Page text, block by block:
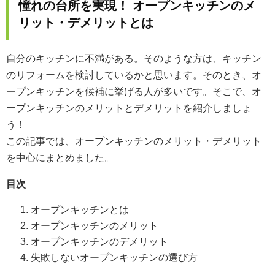
憧れの台所を実現！ オープンキッチンのメ
リット・デメリットとは
自分のキッチンに不満がある。そのような方は、キッチン
のリフォームを検討しているかと思います。そのとき、オ
ープンキッチンを候補に挙げる人が多いです。そこで、オ
ープンキッチンのメリットとデメリットを紹介しましょ
う！
この記事では、オープンキッチンのメリット・デメリット
を中心にまとめました。
目次
オープンキッチンとは
オープンキッチンのメリット
オープンキッチンのデメリット
失敗しないオープンキッチンの選び方